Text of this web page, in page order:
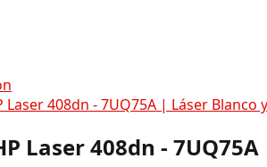
Laser 408dn - 7UQ75A | Láser Blanco
Laser 408dn -